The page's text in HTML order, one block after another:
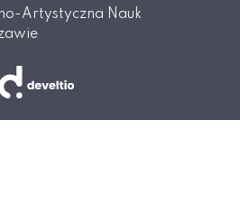
Artystyczna Nauk